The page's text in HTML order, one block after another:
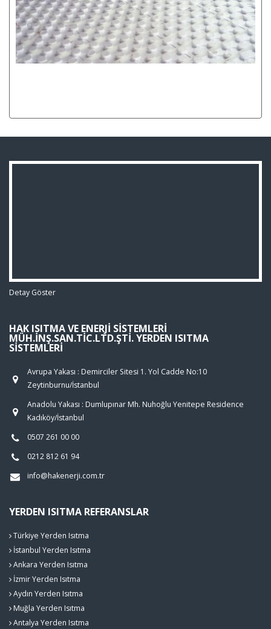
Detay Göster
HAK ISITMA VE ENERJI SISTEMLERI
MÜH.İNŞ.SAN.TIC.LTD.ŞTI. YERDEN ISITMA
SISTEMLERI
Avrupa Yakası : Demirciler Sitesi 1. Yol Cadde No:10
Zeytinburnu/İstanbul
Anadolu Yakası : Dumlupınar Mh. Nuhoğlu Yenitepe Residence
Kadıköy/İstanbul
0507 261 00 00
0212 812 61 94
info@hakenerji.com.tr
YERDEN ISITMA REFERANSLAR
Türkiye Yerden Isıtma
İstanbul Yerden Isıtma
Ankara Yerden Isıtma
İzmir Yerden Isıtma
Aydın Yerden Isıtma
Muğla Yerden Isıtma
Antalya Yerden Isıtma